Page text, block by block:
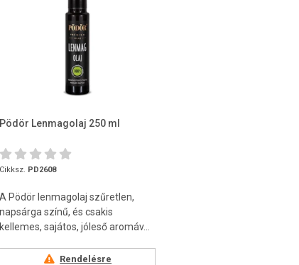
Pödör Lenmagolaj 250 ml
Cikksz. PD2608
A Pödör lenmagolaj szűretlen,
napsárga színű, és csakis
kellemes, sajátos, jóleső aromáv...
Rendelésre